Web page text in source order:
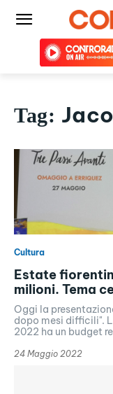
Tag:
Cultura
Estate
milioni. Tema
Oggi la
dopo mesi difficili".
2022 ha un budget
24 Maggio 2022